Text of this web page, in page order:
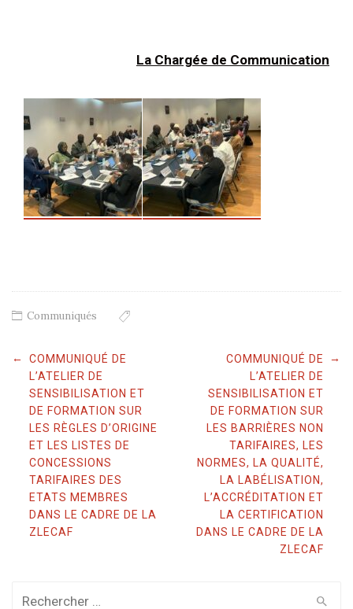
La Chargée de Communication
Communiqués
Post
navigation
←
COMMUNIQUÉ DE
L’ATELIER DE
SENSIBILISATION ET
DE FORMATION SUR
LES RÈGLES D’ORIGINE
ET LES LISTES DE
CONCESSIONS
TARIFAIRES DES
ETATS MEMBRES
DANS LE CADRE DE LA
ZLECAF
COMMUNIQUÉ DE
L’ATELIER DE
SENSIBILISATION ET
DE FORMATION SUR
LES BARRIÈRES NON
TARIFAIRES, LES
NORMES, LA QUALITÉ,
LA LABÉLISATION,
L’ACCRÉDITATION ET
LA CERTIFICATION
DANS LE CADRE DE LA
ZLECAF
→